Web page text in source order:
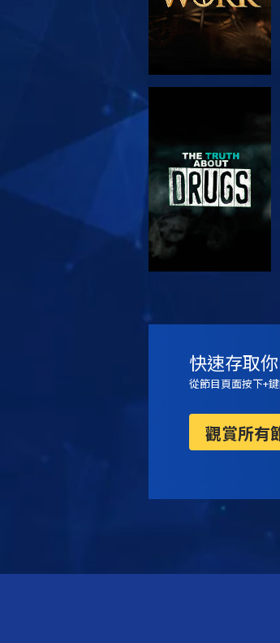
快速存取
從節目頁面按下+
觀賞所有